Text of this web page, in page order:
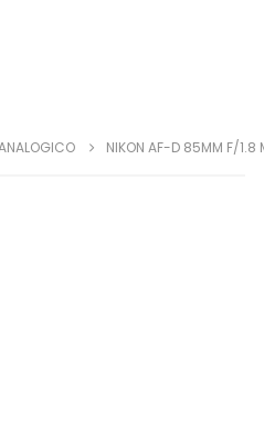
NIKON AF-D 85MM F/